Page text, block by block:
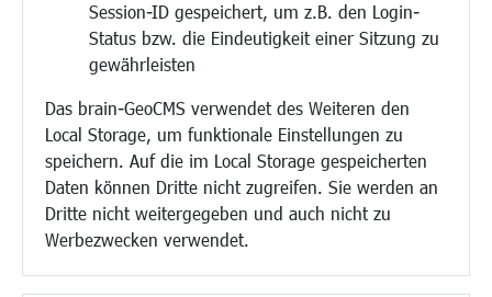
Session-ID gespeichert, um z.B. den Login-
Status bzw. die Eindeutigkeit einer Sitzung zu
gewährleisten
Das brain-GeoCMS verwendet des Weiteren den
Local Storage, um funktionale Einstellungen zu
speichern. Auf die im Local Storage gespeicherten
Daten können Dritte nicht zugreifen. Sie werden an
Dritte nicht weitergegeben und auch nicht zu
Werbezwecken verwendet.
Bauen/Umwelt/Mobilität
Bebauungsplanung
Verkehr/Mobilität
Glasfaserausbau
Aktuelle Baustellen
Paddelteich
CINDY S
Kultur/Freizeit/Tourismus